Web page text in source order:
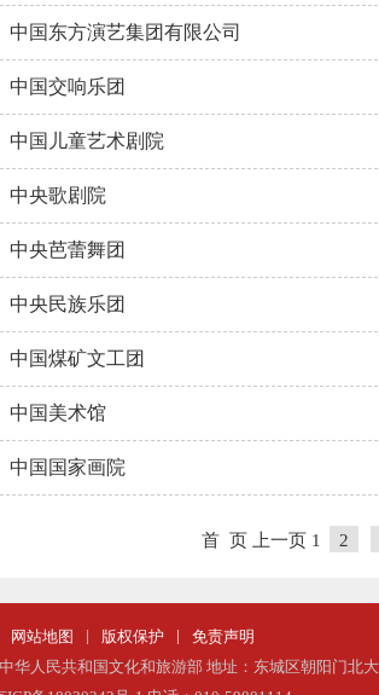
中国东方演艺集团有限公司
中国交响乐团
中国儿童艺术剧院
中央歌剧院
中央芭蕾舞团
中央民族乐团
中国煤矿文工团
中国美术馆
中国国家画院
首 页 上一页 1 2